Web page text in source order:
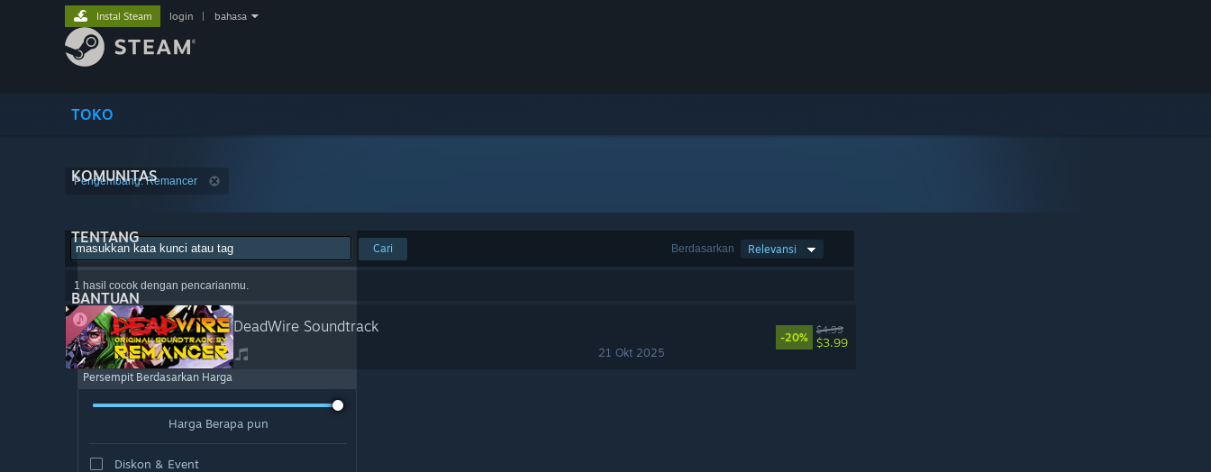
TOKO
KOMUNITAS
TENTANG
BANTUAN
Instal Steam login bahasa
Pengembang: Remancer
Berdasarkan Relevansi
Cari
1 hasil cocok dengan pencarianmu.
DeadWire Soundtrack
21 Okt 2025
-20%
$4.99
$3.99
Persempit Berdasarkan Harga
Harga Berapa pun
Diskon & Event